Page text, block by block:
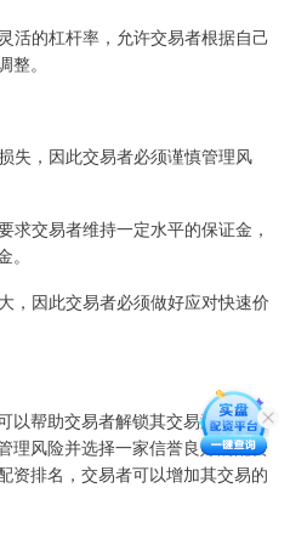
活的杠杆率，允许交易者根据自己
。
失，因此交易者必须谨慎管理风
求交易者维持一定水平的保证金，
，因此交易者必须做好应对快速价
以帮助交易者解锁其交易潜力并提
理风险并选择一家信誉良好的配资
资排名，交易者可以增加其交易的